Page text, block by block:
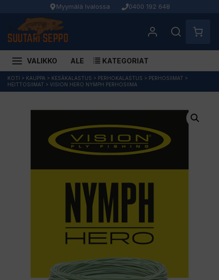
Myymälä Ivalossa 0400 192 648
VALIKKO ALE KATEGORIAT
Siirry
sisältöön
KOTI > KAUPPA > KESÄKALASTUS > PERHOKALASTUS > PERHOSIIMAT >
HEITTOSIIMAT > VISION HERO NYMPH PERHOSIIMA